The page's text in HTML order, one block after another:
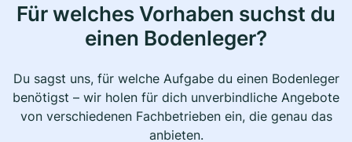
Für welches Vorhaben suchst du
einen Bodenleger?
Du sagst uns, für welche Aufgabe du einen Bodenleger
benötigst – wir holen für dich unverbindliche Angebote
von verschiedenen Fachbetrieben ein, die genau das
anbieten.